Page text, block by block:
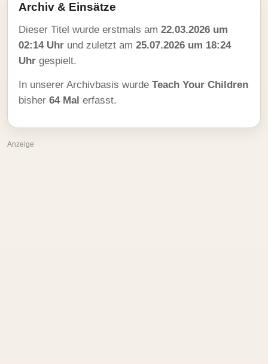
Archiv & Einsätze
Dieser Titel wurde erstmals am 22.03.2026 um
02:14 Uhr und zuletzt am 25.07.2026 um 18:24
Uhr gespielt.
In unserer Archivbasis wurde Teach Your Children
bisher 64 Mal erfasst.
Anzeige